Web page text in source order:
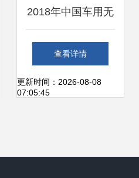
2018年中国车用无
线通信技术发展前
景研究报告
查看详情
更新时间：2026-08-08
07:05:45